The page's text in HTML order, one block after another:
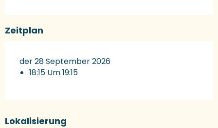
Zeitplan
der 28 September 2026
18:15 Um 19:15
Lokalisierung